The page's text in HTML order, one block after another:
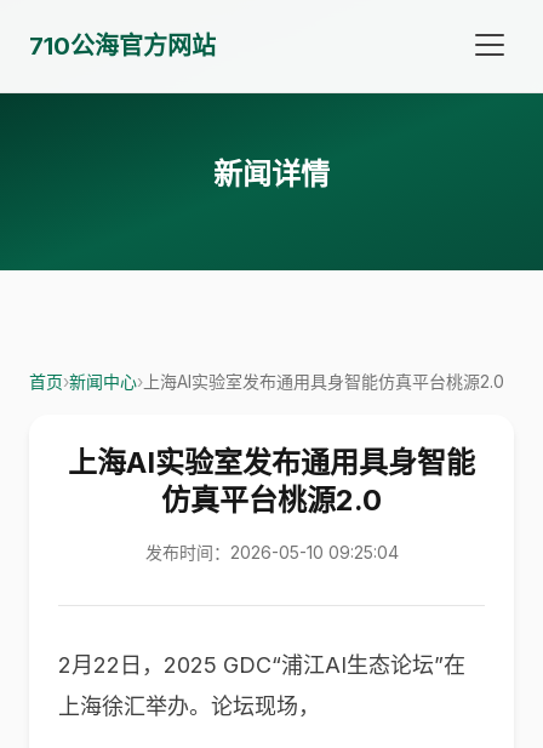
710公海官方网站
新闻详情
首页›新闻中心› 上海AI实验室发布通用具身智能仿真平台桃源2.0
上海AI实验室发布通用具身智能
仿真平台桃源2.0
发布时间：2026-05-10 09:25:04
2月22日，2025 GDC“浦江AI生态论坛”在
上海徐汇举办。论坛现场，